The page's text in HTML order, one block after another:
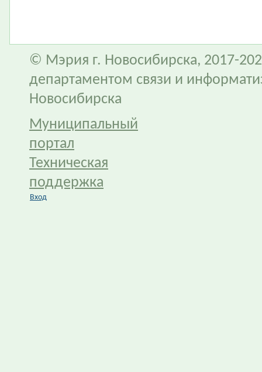
© Мэрия г. Новосибирска, 2017-
департаментом связи и
Новосибирска
Муниципальный
портал
Техническая
поддержка
Вход